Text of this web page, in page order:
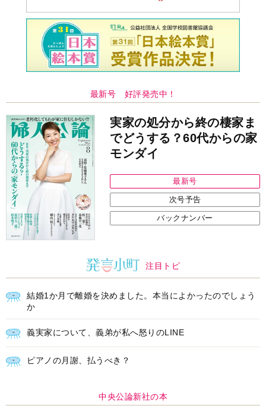
最新号 好評発売中！
実家の処分から終の棲家ま
でどうする？60代からの家
モンダイ
最新号
次号予告
バックナンバー
注目トピ
結婚1か月で離婚を決めました。本当によかったのでしょう
か
義実家について、義弟が私へ怒りのLINE
ピアノの月謝、払うべき？
中央公論新社の本